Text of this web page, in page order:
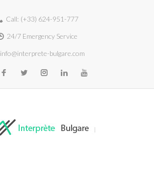
Call: (+33) 624-951-777
24/7 Emergency Service
info@interprete-bulgare.com